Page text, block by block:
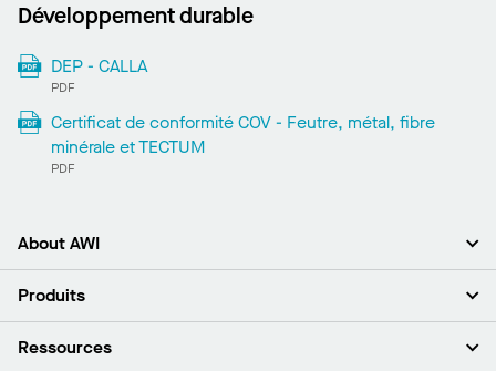
Développement durable
DEP - CALLA
PDF
Certificat de conformité COV - Feutre, métal, fibre
minérale et TECTUM
PDF
About AWI
À propos de nous
Espace presse
Produits
Plafonds
Ressources